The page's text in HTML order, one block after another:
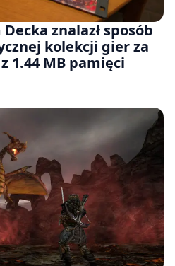
znalazł sposób
kolekcji gier za
1.44 MB pamięci